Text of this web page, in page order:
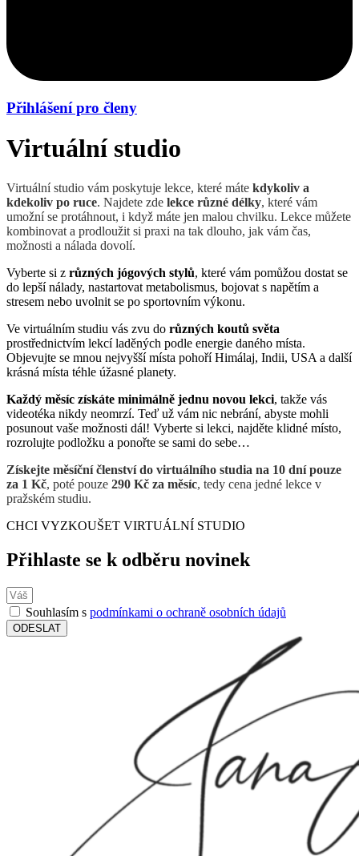
Přihlášení pro členy
Virtuální studio
Virtuální studio vám poskytuje lekce, které máte kdykoliv a
kdekoliv po ruce. Najdete zde lekce různé délky, které vám
umožní se protáhnout, i když máte jen malou chvilku. Lekce můžete
kombinovat a prodloužit si praxi na tak dlouho, jak vám čas,
možnosti a nálada dovolí.
Vyberte si z různých jógových stylů, které vám pomůžou dostat se
do lepší nálady, nastartovat metabolismus, bojovat s napětím a
stresem nebo uvolnit se po sportovním výkonu.
Ve virtuálním studiu vás zvu do různých koutů světa
prostřednictvím lekcí laděných podle energie daného místa.
Objevujte se mnou nejvyšší místa pohoří Himálaj, Indii, USA a další
krásná místa téhle úžasné planety.
Každý měsíc získáte minimálně jednu novou lekci, takže vás
videotéka nikdy neomrzí. Teď už vám nic nebrání, abyste mohli
posunout vaše možnosti dál! Vyberte si lekci, najděte klidné místo,
rozrolujte podložku a ponořte se sami do sebe…
Získejte měsíční členství do virtuálního studia na 10 dní pouze
za 1 Kč, poté pouze 290 Kč za měsíc, tedy cena jedné lekce v
pražském studiu.
CHCI VYZKOUŠET VIRTUÁLNÍ STUDIO
Přihlaste se k odběru novinek
Souhlasím s podmínkami o ochraně osobních údajů
ODESLAT